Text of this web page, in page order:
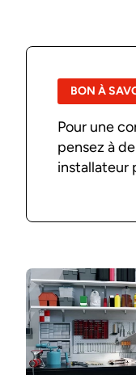
BON À
Pour une
pensez à
installateur